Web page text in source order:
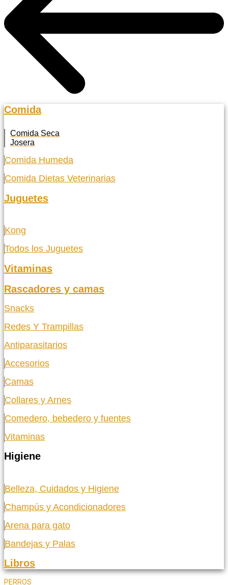
Comida
Comida Seca
Josera
Comida Humeda
Comida Dietas Veterinarias
Juguetes
Kong
Todos los Juguetes
Vitaminas
Rascadores y camas
Snacks
Redes Y Trampillas
Antiparasitarios
Accesorios
Camas
Collares y Arnes
Comedero, bebedero y fuentes
Vitaminas
Higiene
Belleza, Cuidados y Higiene
Champús y Acondicionadores
Arena para gato
Bandejas y Palas
Libros
PERROS